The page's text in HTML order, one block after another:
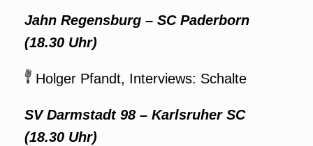
Jahn Regensburg – SC Paderborn
(18.30 Uhr)
Holger Pfandt, Interviews: Schalte
SV Darmstadt 98 – Karlsruher SC
(18.30 Uhr)